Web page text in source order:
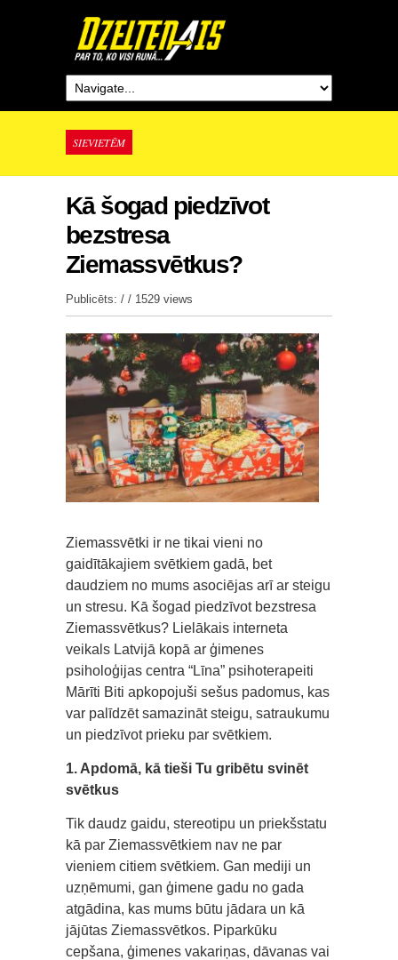
SIEVIETĒM
Kā šogad piedzīvot
bezstresa
Ziemassvētkus?
Publicēts: / / 1529 views
Ziemassvētki ir ne tikai vieni no
gaidītākajiem svētkiem gadā, bet
daudziem no mums asociējas arī ar steigu
un stresu. Kā šogad piedzīvot bezstresa
Ziemassvētkus? Lielākais interneta
veikals Latvijā kopā ar ģimenes
psiholoģijas centra “Līna” psihoterapeiti
Mārīti Biti apkopojuši sešus padomus, kas
var palīdzēt samazināt steigu, satraukumu
un piedzīvot prieku par svētkiem.
1. Apdomā, kā tieši Tu gribētu svinēt
svētkus
Tik daudz gaidu, stereotipu un priekšstatu
kā par Ziemassvētkiem nav ne par
vieniem citiem svētkiem. Gan mediji un
uzņēmumi, gan ģimene gadu no gada
atgādina, kas mums būtu jādara un kā
jājūtas Ziemassvētkos. Piparkūku
cepšana, ģimenes vakariņas, dāvanas vai